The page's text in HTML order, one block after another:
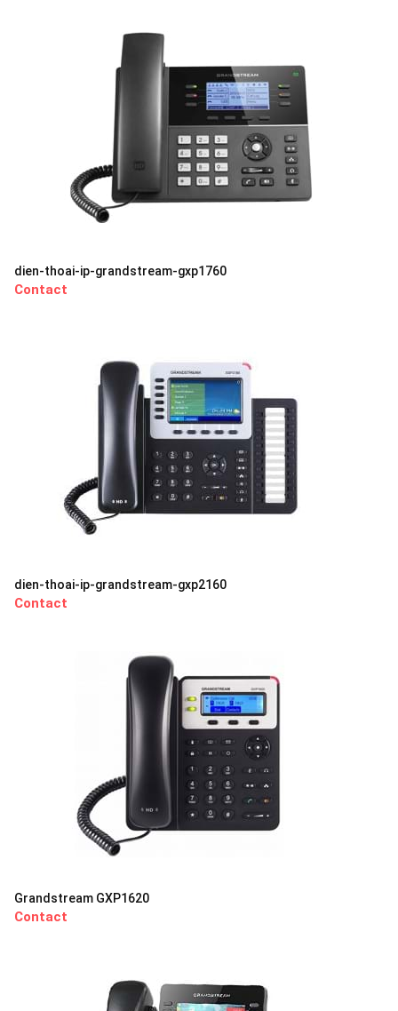
dien-thoai-ip-grandstream-gxp1760
Contact
dien-thoai-ip-grandstream-gxp2160
Contact
Grandstream GXP1620
Contact